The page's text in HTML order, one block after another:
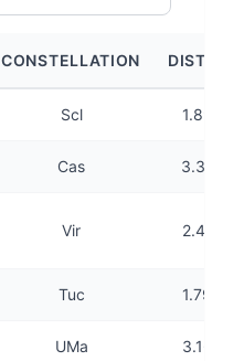
CONSTELLATION
Scl 1.89 AU
Cas 3.31 AU
Vir 2.41 AU
Tuc 1.79 AU
UMa 3.16 AU